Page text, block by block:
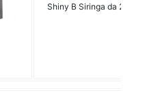
Shiny B Siringa da 2gr